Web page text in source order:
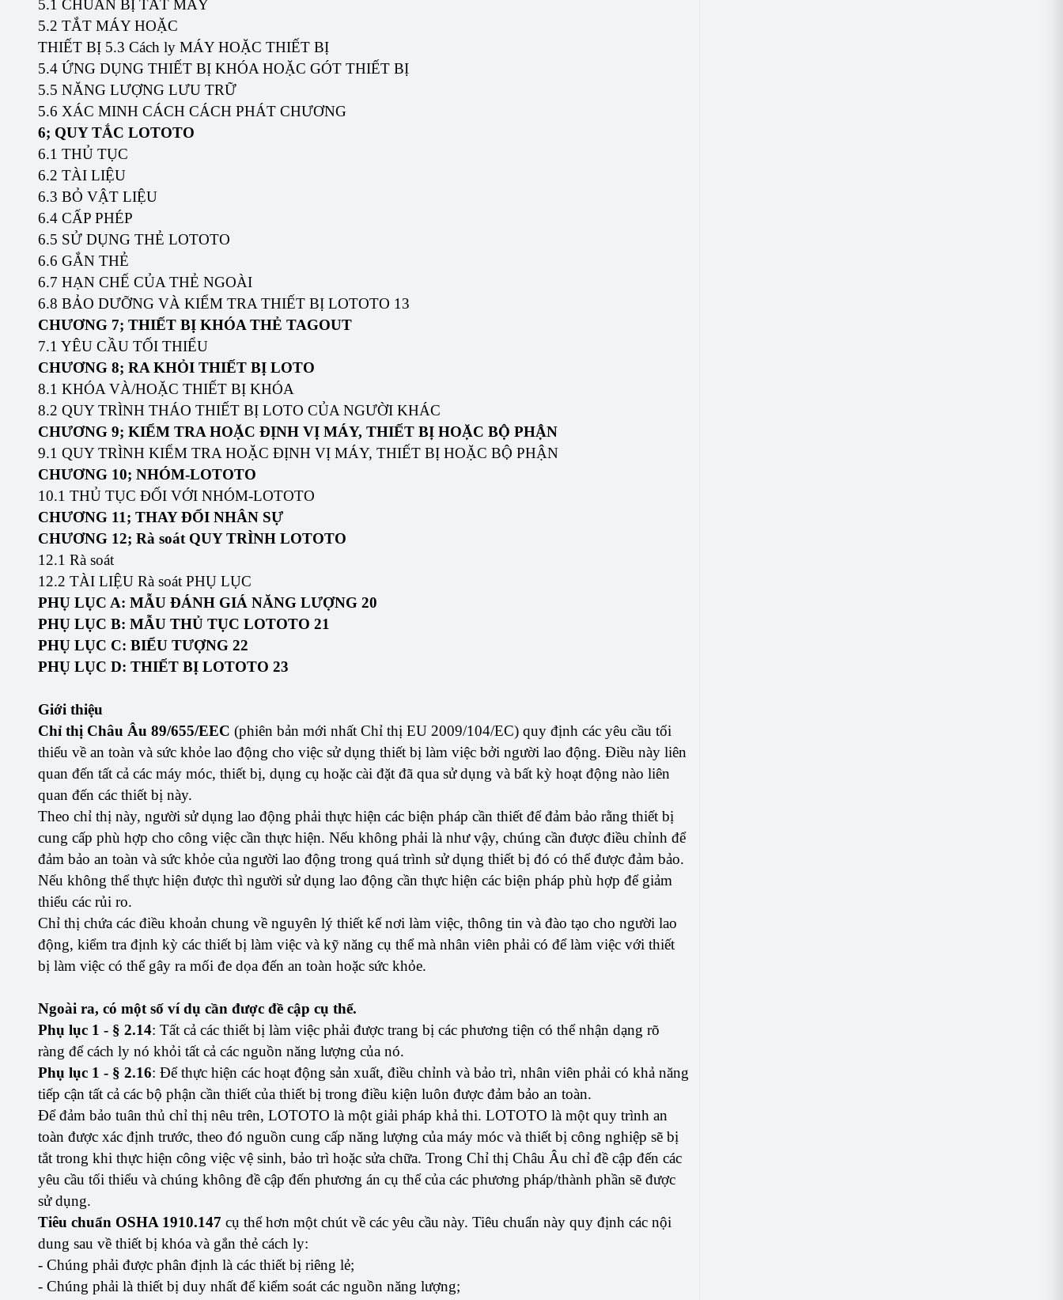
5.1 CHUẨN BỊ TẮT MÁY
5.2 TẮT MÁY HOẶC
THIẾT BỊ 5.3 Cách ly MÁY HOẶC THIẾT BỊ
5.4 ỨNG DỤNG THIẾT BỊ KHÓA HOẶC GÓT THIẾT BỊ
5.5 NĂNG LƯỢNG LƯU TRỮ
5.6 XÁC MINH CÁCH CÁCH PHÁT CHƯƠNG
6; QUY TẮC LOTOTO
6.1 THỦ TỤC
6.2 TÀI LIỆU
6.3 BỎ VẬT LIỆU
6.4 CẤP PHÉP
6.5 SỬ DỤNG THẺ LOTOTO
6.6 GẮN THẺ
6.7 HẠN CHẾ CỦA THẺ NGOÀI
6.8 BẢO DƯỠNG VÀ KIỂM TRA THIẾT BỊ LOTOTO 13
CHƯƠNG 7; THIẾT BỊ KHÓA THẺ TAGOUT
7.1 YÊU CẦU TỐI THIỂU
CHƯƠNG 8; RA KHỎI THIẾT BỊ LOTO
8.1 KHÓA VÀ/HOẶC THIẾT BỊ KHÓA
8.2 QUY TRÌNH THÁO THIẾT BỊ LOTO CỦA NGƯỜI KHÁC
CHƯƠNG 9; KIỂM TRA HOẶC ĐỊNH VỊ MÁY, THIẾT BỊ HOẶC BỘ PHẬN
9.1 QUY TRÌNH KIỂM TRA HOẶC ĐỊNH VỊ MÁY, THIẾT BỊ HOẶC BỘ PHẬN
CHƯƠNG 10; NHÓM-LOTOTO
10.1 THỦ TỤC ĐỐI VỚI NHÓM-LOTOTO
CHƯƠNG 11; THAY ĐỔI NHÂN SỰ
CHƯƠNG 12; Rà soát QUY TRÌNH LOTOTO
12.1 Rà soát
12.2 TÀI LIỆU Rà soát PHỤ LỤC
PHỤ LỤC A: MẪU ĐÁNH GIÁ NĂNG LƯỢNG 20
PHỤ LỤC B: MẪU THỦ TỤC LOTOTO 21
PHỤ LỤC C: BIỂU TƯỢNG 22
PHỤ LỤC D: THIẾT BỊ LOTOTO 23
Giới thiệu
Chỉ thị Châu Âu 89/655/EEC (phiên bản mới nhất Chỉ thị EU 2009/104/EC) quy định các yêu cầu tối
thiểu về an toàn và sức khỏe lao động cho việc sử dụng thiết bị làm việc bởi người lao động. Điều này liên
quan đến tất cả các máy móc, thiết bị, dụng cụ hoặc cài đặt đã qua sử dụng và bất kỳ hoạt động nào liên
quan đến các thiết bị này.
Theo chỉ thị này, người sử dụng lao động phải thực hiện các biện pháp cần thiết để đảm bảo rằng thiết bị
cung cấp phù hợp cho công việc cần thực hiện. Nếu không phải là như vậy, chúng cần được điều chỉnh để
đảm bảo an toàn và sức khỏe của người lao động trong quá trình sử dụng thiết bị đó có thể được đảm bảo.
Nếu không thể thực hiện được thì người sử dụng lao động cần thực hiện các biện pháp phù hợp để giảm
thiểu các rủi ro.
Chỉ thị chứa các điều khoản chung về nguyên lý thiết kế nơi làm việc, thông tin và đào tạo cho người lao
động, kiểm tra định kỳ các thiết bị làm việc và kỹ năng cụ thể mà nhân viên phải có để làm việc với thiết
bị làm việc có thể gây ra mối đe dọa đến an toàn hoặc sức khỏe.
Ngoài ra, có một số ví dụ cần được đề cập cụ thể.
Phụ lục 1 - § 2.14: Tất cả các thiết bị làm việc phải được trang bị các phương tiện có thể nhận dạng rõ
ràng để cách ly nó khỏi tất cả các nguồn năng lượng của nó.
Phụ lục 1 - § 2.16: Để thực hiện các hoạt động sản xuất, điều chỉnh và bảo trì, nhân viên phải có khả năng
tiếp cận tất cả các bộ phận cần thiết của thiết bị trong điều kiện luôn được đảm bảo an toàn.
Để đảm bảo tuân thủ chỉ thị nêu trên, LOTOTO là một giải pháp khả thi. LOTOTO là một quy trình an
toàn được xác định trước, theo đó nguồn cung cấp năng lượng của máy móc và thiết bị công nghiệp sẽ bị
tắt trong khi thực hiện công việc vệ sinh, bảo trì hoặc sửa chữa. Trong Chỉ thị Châu Âu chỉ đề cập đến các
yêu cầu tối thiểu và chúng không đề cập đến phương án cụ thể của các phương pháp/thành phần sẽ được
sử dụng.
Tiêu chuẩn OSHA 1910.147 cụ thể hơn một chút về các yêu cầu này. Tiêu chuẩn này quy định các nội
dung sau về thiết bị khóa và gắn thẻ cách ly:
- Chúng phải được phân định là các thiết bị riêng lẻ;
- Chúng phải là thiết bị duy nhất để kiểm soát các nguồn năng lượng;